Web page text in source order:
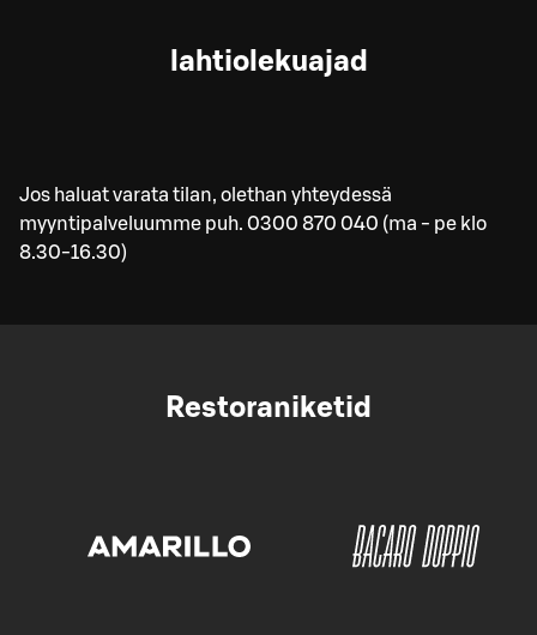
lahtiolekuajad
Jos haluat varata tilan, olethan yhteydessä
myyntipalveluumme puh. 0300 870 040 (ma - pe klo
8.30-16.30)
Restoraniketid